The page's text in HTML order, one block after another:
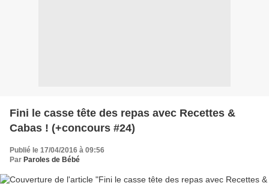
Fini le casse tête des repas avec Recettes &
Cabas ! (+concours #24)
Publié le 17/04/2016 à 09:56
Par Paroles de Bébé